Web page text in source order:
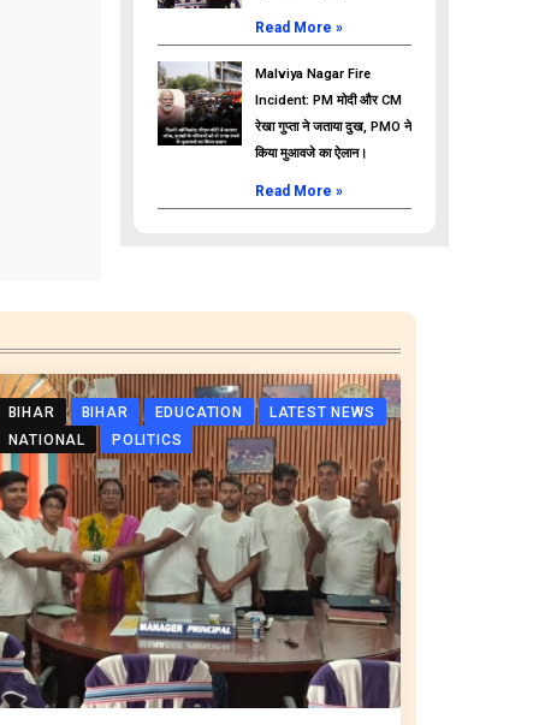
Read More »
Malviya Nagar Fire
Incident: PM मोदी और CM
रेखा गुप्ता ने जताया दुख, PMO ने
किया मुआवजे का ऐलान।
Read More »
BIHAR BIHAR EDUCATION
LATEST NEWS
NATIONAL
POLITICS